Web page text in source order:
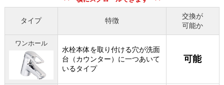
タイプ 特徴
交換が
可能か
ワンホール
水栓本体を取り付ける穴が洗面
台（カウンター）に一つあいて
いるタイプ
可能